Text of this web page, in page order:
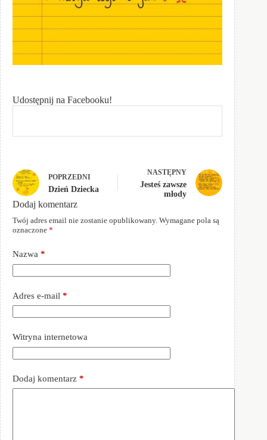
Udostępnij na Facebooku!
POPRZEDNI
Dzień Dziecka
NASTĘPNY
Jesteś zawsze
młody
Dodaj komentarz
Twój adres email nie zostanie opublikowany. Wymagane pola są
oznaczone *
Nazwa *
Adres e-mail *
Witryna internetowa
Dodaj komentarz *